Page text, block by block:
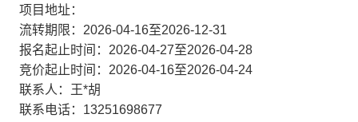
项目地址：
流转期限：2026-04-16至2026-12-31
报名起止时间：2026-04-27至2026-04-28
竞价起止时间：2026-04-16至2026-04-24
联系人：王*胡
联系电话：13251698677